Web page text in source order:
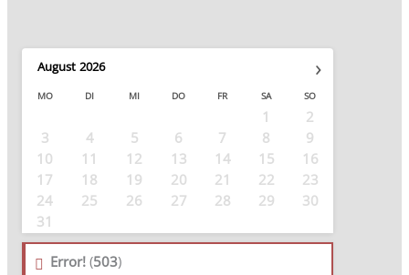
›
August 2026
MO DI MI DO FR SA SO
1
2
3
4 5 6 7 8
9
10
11 12 13 14 15
16
17
18 19 20 21 22
23
24
25 26 27 28 29
30
31
Error! (503)